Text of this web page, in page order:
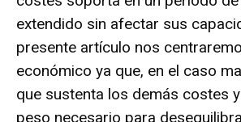
extendido sin afectar sus
presente artículo nos
económico ya que, en el caso
que sustenta los demás costes
peso necesario para